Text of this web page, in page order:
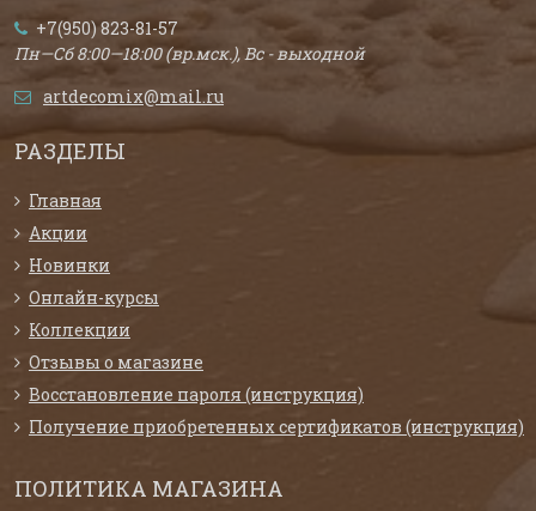
+7(950) 823-81-57
Пн—Сб 8:00—18:00 (вр.мск.), Вс - выходной
artdecomix@mail.ru
РАЗДЕЛЫ
Главная
Акции
Новинки
Онлайн-курсы
Коллекции
Отзывы о магазине
Восстановление пароля (инструкция)
Получение приобретенных сертификатов (инструкция)
ПОЛИТИКА МАГАЗИНА